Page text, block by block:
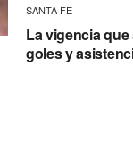
SANTA FE
La vigencia
goles y